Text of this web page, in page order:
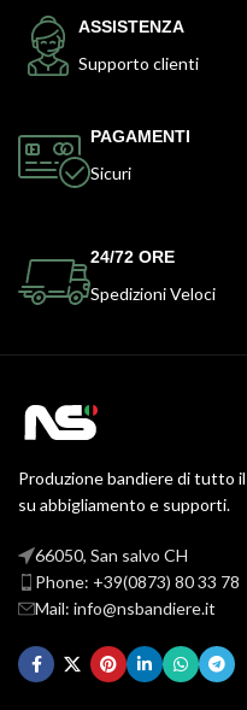
ASSISTENZA
Supporto clienti
PAGAMENTI
Sicuri
24/72 ORE
Spedizioni Veloci
Produzione bandiere di tutto
su abbigliamento e supporti.
66050, San salvo CH
Phone: +39(0873) 80 33 78
Mail: info@nsbandiere.it